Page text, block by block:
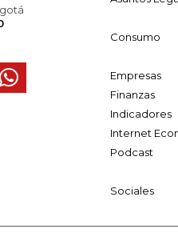
Consumo
Empresas
Finanzas
Indicadores
Internet
Podcast
Sociales